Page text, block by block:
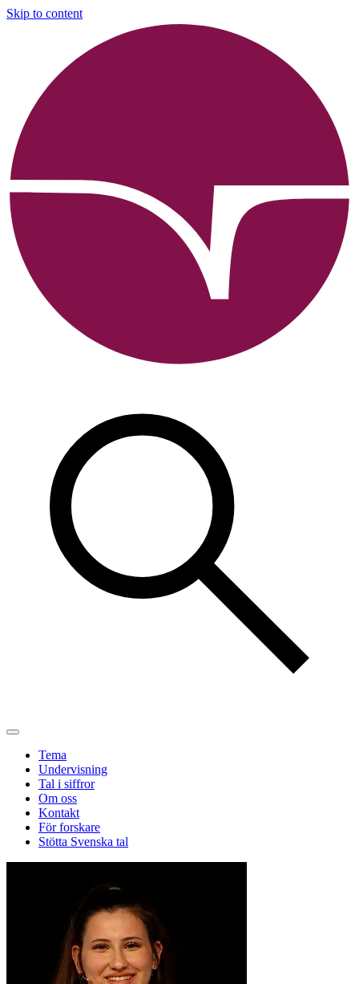
Skip to content
Tema
Undervisning
Tal i siffror
Om oss
Kontakt
För forskare
Stötta Svenska tal